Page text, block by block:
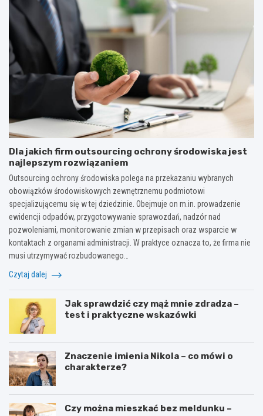
Dla jakich firm outsourcing ochrony środowiska jest
najlepszym rozwiązaniem
Outsourcing ochrony środowiska polega na przekazaniu wybranych
obowiązków środowiskowych zewnętrznemu podmiotowi
specjalizującemu się w tej dziedzinie. Obejmuje on m.in. prowadzenie
ewidencji odpadów, przygotowywanie sprawozdań, nadzór nad
pozwoleniami, monitorowanie zmian w przepisach oraz wsparcie w
kontaktach z organami administracji. W praktyce oznacza to, że firma nie
musi utrzymywać rozbudowanego…
Czytaj dalej
Jak sprawdzić czy mąż mnie zdradza –
test i praktyczne wskazówki
Znaczenie imienia Nikola – co mówi o
charakterze?
Czy można mieszkać bez meldunku –